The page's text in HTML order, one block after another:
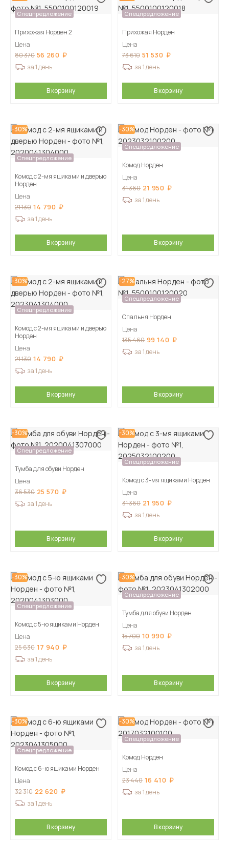
Спецпредложение
Прихожая Норден 2
Цена
80 370 56 260
за 1 день
В корзину
Спецпредложение
Прихожая Норден
Цена
73 610 51 530
за 1 день
В корзину
-30%
Спецпредложение
Комод с 2-мя ящиками и дверью
Норден
Цена
21 130 14 790
за 1 день
В корзину
-30%
Спецпредложение
Комод Норден
Цена
31 360 21 950
за 1 день
В корзину
-30%
Спецпредложение
Комод с 2-мя ящиками и дверью
Норден
Цена
21 130 14 790
за 1 день
В корзину
-27%
Спецпредложение
Спальня Норден
Цена
135 460 99 140
за 1 день
В корзину
-30%
Спецпредложение
Тумба для обуви Норден
Цена
36 530 25 570
за 1 день
В корзину
-30%
Спецпредложение
Комод с 3-мя ящиками Норден
Цена
31 360 21 950
за 1 день
В корзину
-30%
Спецпредложение
Комод с 5-ю ящиками Норден
Цена
25 630 17 940
за 1 день
В корзину
-30%
Спецпредложение
Тумба для обуви Норден
Цена
15 700 10 990
за 1 день
В корзину
-30%
Спецпредложение
Комод с 6-ю ящиками Норден
Цена
32 310 22 620
за 1 день
В корзину
-30%
Спецпредложение
Комод Норден
Цена
23 440 16 410
за 1 день
В корзину